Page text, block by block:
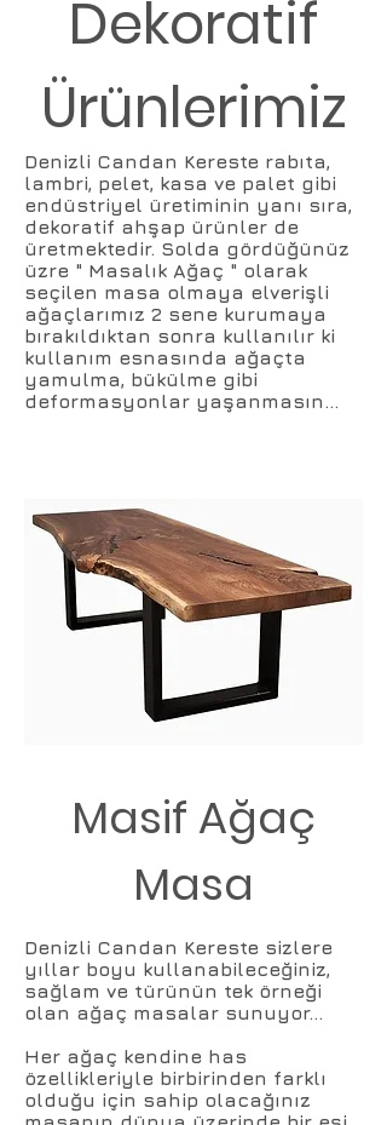
Dekoratif
Ürünlerimiz
Denizli Candan Kereste rabıta,
lambri, pelet, kasa ve palet gibi
endüstriyel üretiminin yanı sıra,
dekoratif ahşap ürünler de
üretmektedir. Solda gördüğünüz
üzre " Masalık Ağaç " olarak
seçilen masa olmaya elverişli
ağaçlarımız 2 sene kurumaya
bırakıldıktan sonra kullanılır ki
kullanım esnasında ağaçta
yamulma, bükülme gibi
deformasyonlar yaşanmasın...
Masif Ağaç
Masa
Denizli Candan Kereste sizlere
yıllar boyu kullanabileceğiniz,
sağlam ve türünün tek örneği
olan ağaç masalar sunuyor...
Her ağaç kendine has
özellikleriyle birbirinden farklı
olduğu için sahip olacağınız